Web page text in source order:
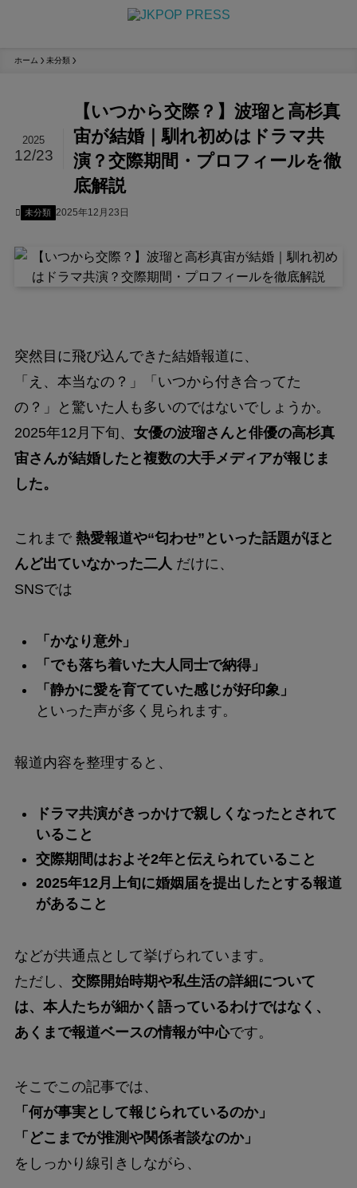
ホーム 未分類
【いつから交際？】波瑠と高杉真
宙が結婚｜馴れ初めはドラマ共
演？交際期間・プロフィールを徹
底解説
2025
12/23
未分類 2025年12月23日
突然目に飛び込んできた結婚報道に、
「え、本当なの？」「いつから付き合ってた
の？」と驚いた人も多いのではないでしょうか。
2025年12月下旬、 女優の波瑠さんと俳優の高杉真
宙さんが結婚したと複数の大手メディアが報じま
した。
これまで 熱愛報道や“匂わせ”といった話題がほと
んど出ていなかった二人 だけに、
SNSでは
「かなり意外」
「でも落ち着いた大人同士で納得」
「静かに愛を育てていた感じが好印象」
といった声が多く見られます。
報道内容を整理すると、
ドラマ共演がきっかけで親しくなったとされて
いること
交際期間はおよそ2年と伝えられていること
2025年12月上旬に婚姻届を提出したとする報道
があること
などが共通点として挙げられています。
ただし、 交際開始時期や私生活の詳細について
は、本人たちが細かく語っているわけではなく、
あくまで報道ベースの情報が中心です。
そこでこの記事では、
「何が事実として報じられているのか」
「どこまでが推測や関係者談なのか」
をしっかり線引きしながら、